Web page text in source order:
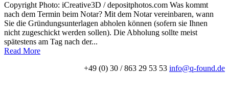
Copyright Photo: iCreative3D / depositphotos.com Was kommt
nach dem Termin beim Notar? Mit dem Notar vereinbaren, wann
Sie die Gründungsunterlagen abholen können (sofern sie Ihnen
nicht zugeschickt werden sollen). Die Abholung sollte meist
spätestens am Tag nach der...
Read More
+49 (0) 30 / 863 29 53 53 info@q-found.de